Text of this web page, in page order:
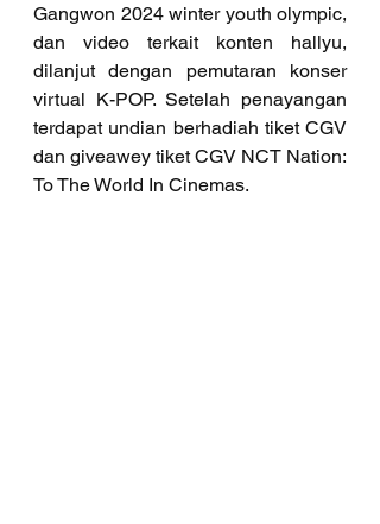
Gangwon 2024 winter youth olympic,
dan video terkait konten hallyu,
dilanjut dengan pemutaran konser
virtual K-POP. Setelah penayangan
terdapat undian berhadiah tiket CGV
dan giveawey tiket CGV NCT Nation:
To The World In Cinemas.